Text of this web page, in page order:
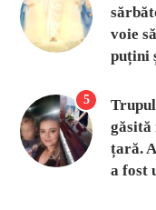
voie
puțini
5
găsită
țară.
a fost